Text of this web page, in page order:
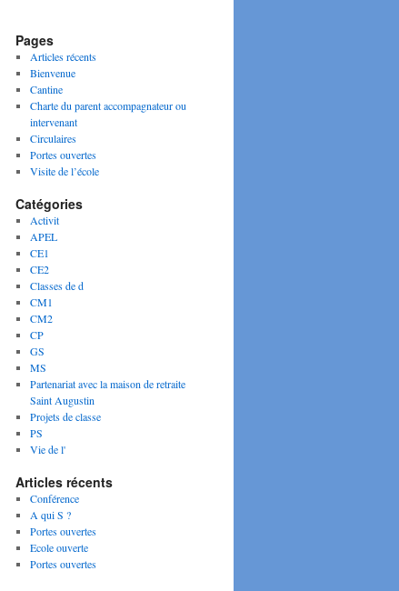
Pages
Articles récents
Bienvenue
Cantine
Charte du parent accompagnateur ou
intervenant
Circulaires
Portes ouvertes
Visite de l’école
Catégories
Activit
APEL
CE1
CE2
Classes de d
CM1
CM2
CP
GS
MS
Partenariat avec la maison de retraite
Saint Augustin
Projets de classe
PS
Vie de l'
Articles récents
Conférence
A qui S ?
Portes ouvertes
Ecole ouverte
Portes ouvertes